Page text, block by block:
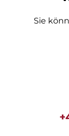
Sie